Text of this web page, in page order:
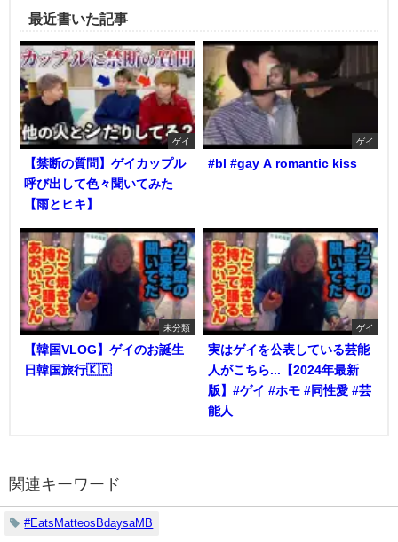
最近書いた記事
ゲイ
【禁断の質問】ゲイカップル
呼び出して色々聞いてみた
【雨とヒキ】
ゲイ
#bl #gay A romantic kiss
未分類
【韓国VLOG】ゲイのお誕生
日韓国旅行🇰🇷
ゲイ
実はゲイを公表している芸能
人がこちら...【2024年最新
版】#ゲイ #ホモ #同性愛 #芸
能人
関連キーワード
#EatsMatteosBdaysaMB